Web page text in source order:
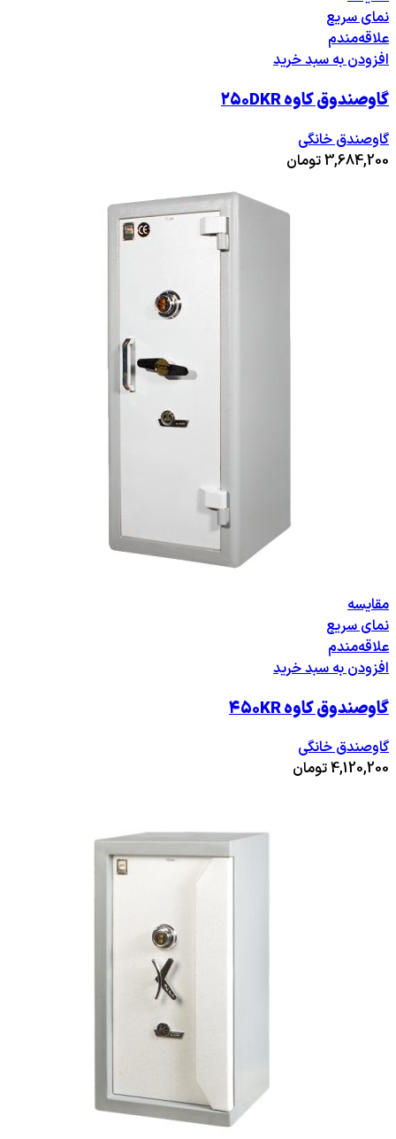
نمای سریع
علاقه‌مندم
افزودن به سبد خرید
گاوصندوق کاوه ۲۵۰DKR
گاوصندق خانگی
3,684,200تومان
مقایسه
نمای سریع
علاقه‌مندم
افزودن به سبد خرید
گاوصندوق کاوه ۴۵۰KR
گاوصندق خانگی
4,120,200تومان